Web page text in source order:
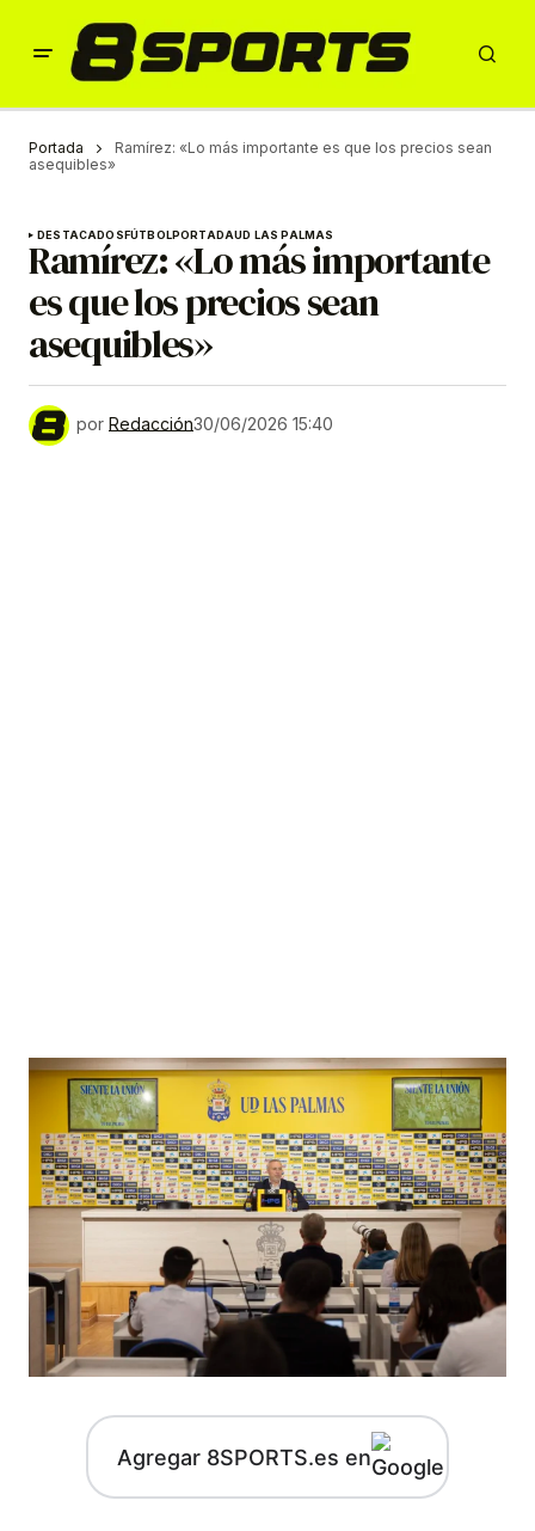
Portada
Ramírez: «Lo más importante es que los precios sean
asequibles»
DESTACADOSFÚTBOLPORTADAUD LAS PALMAS
Ramírez: «Lo más importante
es que los precios sean
asequibles»
por Redacción30/06/2026 15:40
Agregar 8SPORTS.es en